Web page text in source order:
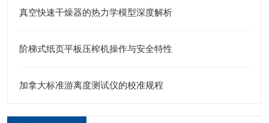
真空快速干燥器的热力学模型深度解析
阶梯式纸页平板压榨机操作与安全特性
加拿大标准游离度测试仪的校准规程